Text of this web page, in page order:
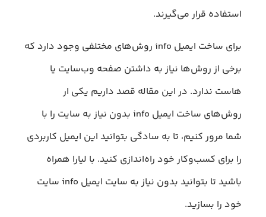
استفاده قرار می‌گیرند.
برای ساخت ایمیل info روش‌های مختلفی وجود دارد که
برخی از روش‌ها نیاز به داشتن صفحه وب‌سایت یا
هاست ندارد. در این مقاله قصد داریم یکی ار
روش‌های ساخت ایمیل info بدون نیاز به سایت را با
شما مرور کنیم، تا به سادگی بتوانید این ایمیل کاربردی
را برای کسب‌وکار خود راه‌اندازی کنید. با لیارا همراه
باشید تا بتوانید بدون نیاز به سایت ایمیل info سایت
خود را بسازید.